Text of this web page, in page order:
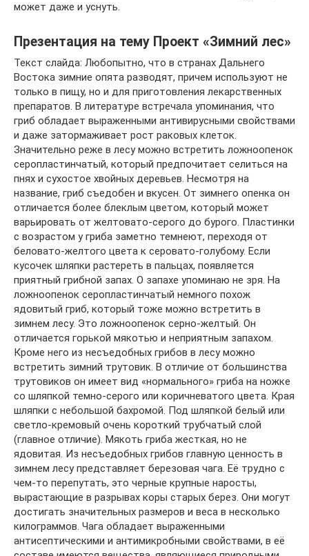
может даже и уснуть.
Презентация на тему Проект «Зимний лес»
Текст слайда: Любопытно, что в странах Дальнего
Востока зимние опята разводят, причем используют не
только в пищу, но и для приготовления лекарственных
препаратов. В литературе встречала упоминания, что
гриб обладает выраженными антивирусными свойствами
и даже затормаживает рост раковых клеток.
Значительно реже в лесу можно встретить ложноопенок
серопластинчатый, который предпочитает селиться на
пнях и сухостое хвойных деревьев. Несмотря на
название, гриб съедобен и вкусен. От зимнего опенка он
отличается более блеклым цветом, который может
варьировать от желтовато-серого до бурого. Пластинки
с возрастом у гриба заметно темнеют, переходя от
беловато-желтого цвета к серовато-голубому. Если
кусочек шляпки растереть в пальцах, появляется
приятный грибной запах. О запахе упоминаю не зря. На
ложноопенок серопластинчатый немного похож
ядовитый гриб, который тоже можно встретить в
зимнем лесу. Это ложноопенок серно-желтый. Он
отличается горькой мякотью и неприятным запахом.
Кроме него из несъедобных грибов в лесу можно
встретить зимний трутовик. В отличие от большинства
трутовиков он имеет вид «нормального» гриба на ножке
со шляпкой темно-серого или коричневатого цвета. Края
шляпки с небольшой бахромой. Под шляпкой белый или
светло-кремовый очень короткий трубчатый слой
(главное отличие). Мякоть гриба жесткая, но не
ядовитая. Из несъедобных грибов главную ценность в
зимнем лесу представляет березовая чага. Её трудно с
чем-то перепутать, это черные крупные наросты,
вырастающие в разрывах коры старых берез. Они могут
достигать значительных размеров и веса в несколько
килограммов. Чага обладает выраженными
антисептическими и антимикробными свойствами, в её